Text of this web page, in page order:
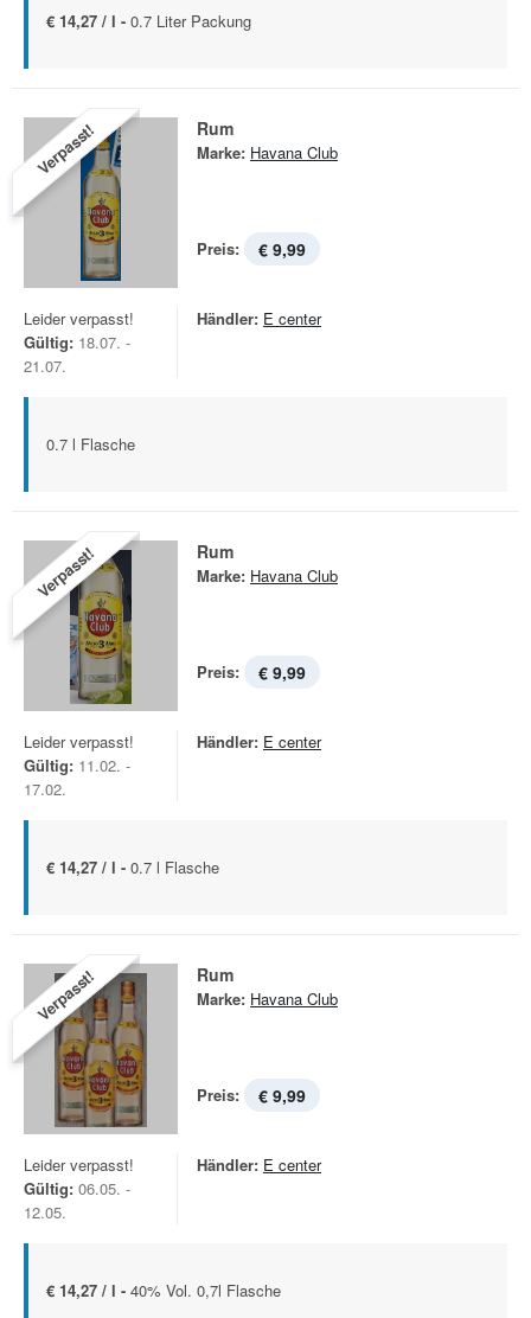
€ 14,27 / l - 0.7 Liter Packung
Verpasst! Rum
Marke: Havana Club
Preis: € 9,99
Leider verpasst!
Gültig: 18.07. -
21.07.
Händler: E center
0.7 l Flasche
Verpasst! Rum
Marke: Havana Club
Preis: € 9,99
Leider verpasst!
Gültig: 11.02. -
17.02.
Händler: E center
€ 14,27 / l - 0.7 l Flasche
Verpasst! Rum
Marke: Havana Club
Preis: € 9,99
Leider verpasst!
Gültig: 06.05. -
12.05.
Händler: E center
€ 14,27 / l - 40% Vol. 0,7l Flasche